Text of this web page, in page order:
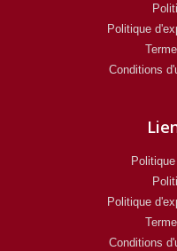
Politique
Conditions
Politique
Conditions